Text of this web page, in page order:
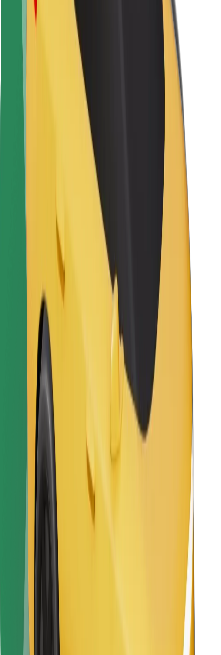
Keleivių saugumas
Vairuotojų saugumas
Paspirtukų saugumas
Saugumo laboratorija
Sprendimai miestams
„Bolt“ įkrovimo stotelės
Kurjeriams
„Bolt Food“
Automobilių nuomos įmonių savininkams
Restoranams
„Bolt for Business“
Paslaugų teikėjai
Sąlygos
Slapukai
Saugumas
Automobilis atvyks per kelias minutes!
Atsisiųsti programėlę „Bolt“
Raskite savo mėgstamą maistą!
Atsisiųsti programėlę „Bolt Food“